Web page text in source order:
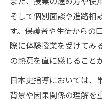
そして個別面談や進路相
す。保護者や生徒からの
際に体験授業を受けてみ
の熱意を直に感じること
日本史指導においては、
背景や因果関係の理解を